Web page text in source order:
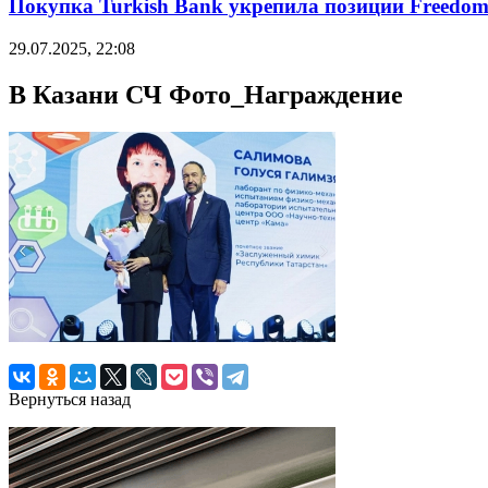
Покупка Turkish Bank укрепила позиции
29.07.2025, 22:08
В Казани СЧ Фото_Награждение
Вернуться назад